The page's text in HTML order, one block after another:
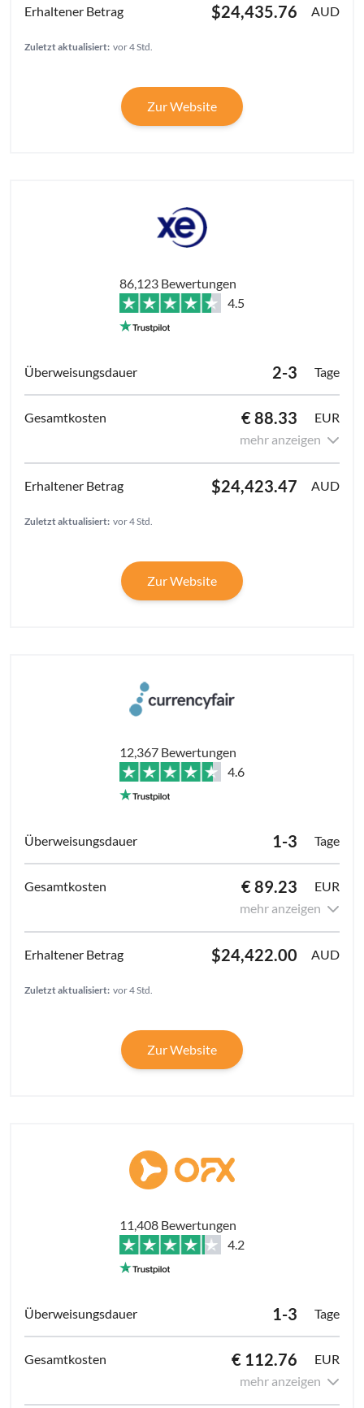
$24,435.76 AUD
Zuletzt aktualisiert: vor 4 Std.
Zur Website
86,123 Bewertungen
4.5
2-3 Tage
€ 88.33
EUR
mehr anzeigen
$24,423.47 AUD
Zuletzt aktualisiert: vor 4 Std.
Zur Website
12,367 Bewertungen
4.6
1-3 Tage
€ 89.23
EUR
mehr anzeigen
$24,422.00 AUD
Zuletzt aktualisiert: vor 4 Std.
Zur Website
11,408 Bewertungen
4.2
1-3 Tage
€ 112.76
EUR
mehr anzeigen